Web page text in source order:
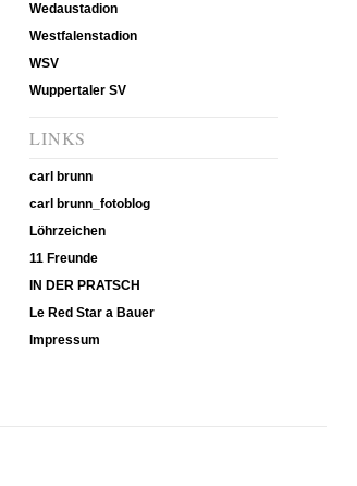
Wedaustadion
Westfalenstadion
WSV
Wuppertaler SV
LINKS
carl brunn
carl brunn_fotoblog
Löhrzeichen
11 Freunde
IN DER PRATSCH
Le Red Star a Bauer
Impressum